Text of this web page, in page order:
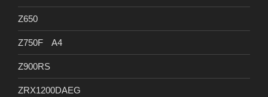
Z650
Z750F A4
Z900RS
ZRX1200DAEG